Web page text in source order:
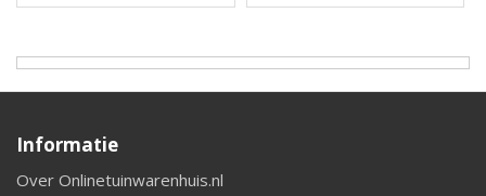
Informatie
Over Onlinetuinwarenhuis.nl